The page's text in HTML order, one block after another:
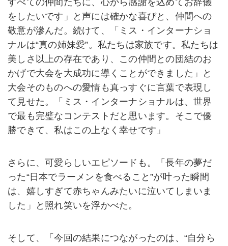
をしたいです」と声には確かな喜びと、仲間への
敬意が滲んだ。続けて、「ミス・インターナショ
ナルは“真の姉妹愛”。私たちは家族です。私たちは
美しさ以上の存在であり、この仲間との団結のお
かげで大会を大成功に導くことができました」と
大会そのものへの愛情も真っすぐに言葉で表現し
て見せた。「ミス・インターナショナルは、世界
で最も完璧なコンテストだと思います。そこで優
勝できて、私はこの上なく幸せです」
さらに、可愛らしいエピソードも。「長年の夢だ
った“日本でラーメンを食べること”が叶った瞬間
は、嬉しすぎて赤ちゃんみたいに泣いてしまいま
した」と照れ笑いを浮かべた。
そして、「今回の結果につながったのは、“自分ら